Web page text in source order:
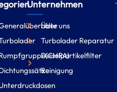
Unternehmen
Über uns
Turbolader Reparatur
Dieselpartikelfilter
Reinigung